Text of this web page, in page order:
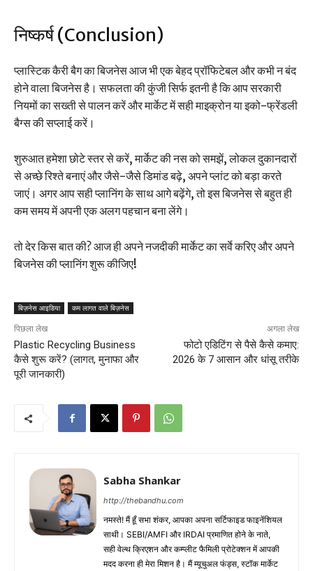
निष्कर्ष (Conclusion)
प्लास्टिक कैरी बैग का बिजनेस आज भी एक बेहद प्रॉफिटेबल और कभी न बंद
होने वाला बिजनेस है। सफलता की कुंजी सिर्फ इतनी है कि आप सरकारी
नियमों का सख्ती से पालन करें और मार्केट में सही माइक्रोन या इको-फ्रेंडली
बैग्स की सप्लाई करें।
शुरुआत हमेशा छोटे स्तर से करें, मार्केट की नस को समझें, लोकल दुकानदारों
से अच्छे रिश्ते बनाएं और जैसे-जैसे डिमांड बढ़े, अपने प्लांट को बड़ा करते
जाएं। अगर आप सही प्लानिंग के साथ आगे बढ़ेंगे, तो इस बिजनेस से बहुत ही
कम समय में अपनी एक अलग पहचान बना लेंगे।
तो देर किस बात की? आज ही अपने नजदीकी मार्केट का सर्वे करिए और अपने
बिजनेस की प्लानिंग शुरू कीजिए!
बिज़नेस आइडिया कम लागत वाले बिज़नेस
पिछला लेख
Plastic Recycling Business
कैसे शुरू करें? (लागत, मुनाफा और
पूरी जानकारी)
अगला लेख
फोटो एडिटिंग से पैसे कैसे कमाए:
2026 के 7 आसान और धांसू तरीके
Sabha Shankar
http://thebandhu.com
नमस्ते! मैं हूँ सभा शंकर, आपका अपना सर्टिफाइड फाइनेंशियल
साथी। SEBI/AMFI और IRDAI प्रमाणित होने के नाते,
सही वेल्थ क्रिएशन और कम्प्लीट फैमिली प्रोटेक्शन में आपकी
मदद करना ही मेरा मिशन है। मैं म्यूचुअल फंड्स, स्टॉक मार्केट